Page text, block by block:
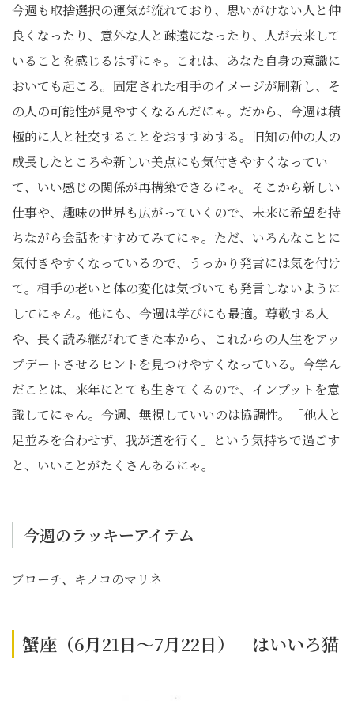
今週も取捨選択の運気が流れており、思いがけない人と仲
良くなったり、意外な人と疎遠になったり、人が去来して
いることを感じるはずにゃ。これは、あなた自身の意識に
おいても起こる。固定された相手のイメージが刷新し、そ
の人の可能性が見やすくなるんだにゃ。だから、今週は積
極的に人と社交することをおすすめする。旧知の仲の人の
成長したところや新しい美点にも気付きやすくなってい
て、いい感じの関係が再構築できるにゃ。そこから新しい
仕事や、趣味の世界も広がっていくので、未来に希望を持
ちながら会話をすすめてみてにゃ。ただ、いろんなことに
気付きやすくなっているので、うっかり発言には気を付け
て。相手の老いと体の変化は気づいても発言しないように
してにゃん。他にも、今週は学びにも最適。尊敬する人
や、長く読み継がれてきた本から、これからの人生をアッ
プデートさせるヒントを見つけやすくなっている。今学ん
だことは、来年にとても生きてくるので、インプットを意
識してにゃん。今週、無視していいのは協調性。「他人と
足並みを合わせず、我が道を行く」という気持ちで過ごす
と、いいことがたくさんあるにゃ。
今週のラッキーアイテム
ブローチ、キノコのマリネ
蟹座（6月21日～7月22日） はいいろ猫